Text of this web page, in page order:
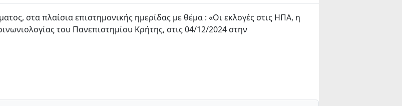
στα πλαίσια επιστημονικής ημερίδας με θέμα : «Οι εκλογές στις ΗΠΑ, η
του Πανεπιστημίου Κρήτης, στις 04/12/2024 στην